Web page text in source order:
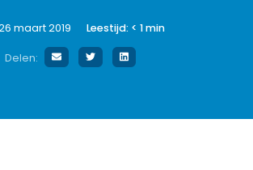
maart 2019 Leestijd: < 1min
Delen: